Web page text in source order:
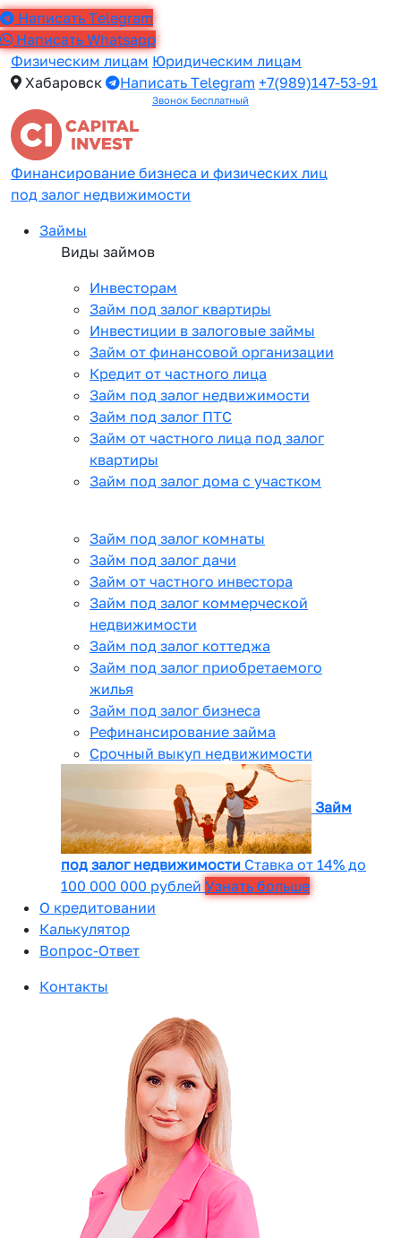
Написать Telegram
Написать Whatsapp
Физическим лицам Юридическим лицам
Хабаровск
Написать Telegram +7(989)147-53-91
Звонок Бесплатный
Финансирование бизнеса и физических лиц
под залог недвижимости
Займы
Виды займов
Инвесторам
Займ под залог квартиры
Инвестиции в залоговые займы
Займ от финансовой организации
Кредит от частного лица
Займ под залог недвижимости
Займ под залог ПТС
Займ от частного лица под залог
квартиры
Займ под залог дома с участком
Займ под залог комнаты
Займ под залог дачи
Займ от частного инвестора
Займ под залог коммерческой
недвижимости
Займ под залог коттеджа
Займ под залог приобретаемого
жилья
Займ под залог бизнеса
Рефинансирование займа
Срочный выкуп недвижимости
Займ
под залог недвижимости Ставка от 14% до
100 000 000 рублей Узнать больше
О кредитовании
Калькулятор
Вопрос-Ответ
Контакты